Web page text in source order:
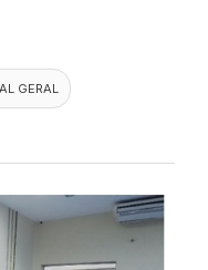
GERAL